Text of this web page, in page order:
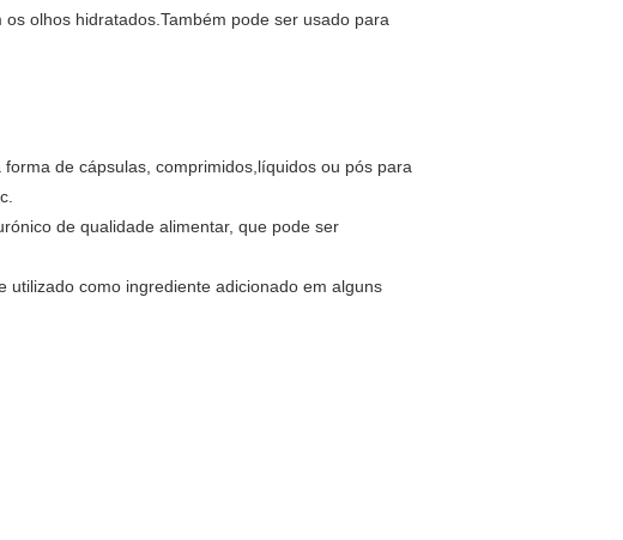
olhos hidratados.Também pode ser usado para
de cápsulas, comprimidos,líquidos ou pós para
de qualidade alimentar, que pode ser
utilizado como ingrediente adicionado em alguns